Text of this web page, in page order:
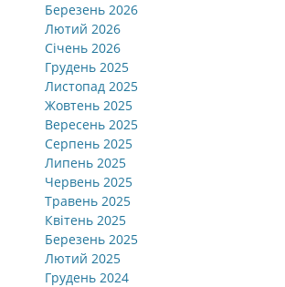
Березень 2026
Лютий 2026
Січень 2026
Грудень 2025
Листопад 2025
Жовтень 2025
Вересень 2025
Серпень 2025
Липень 2025
Червень 2025
Травень 2025
Квітень 2025
Березень 2025
Лютий 2025
Грудень 2024